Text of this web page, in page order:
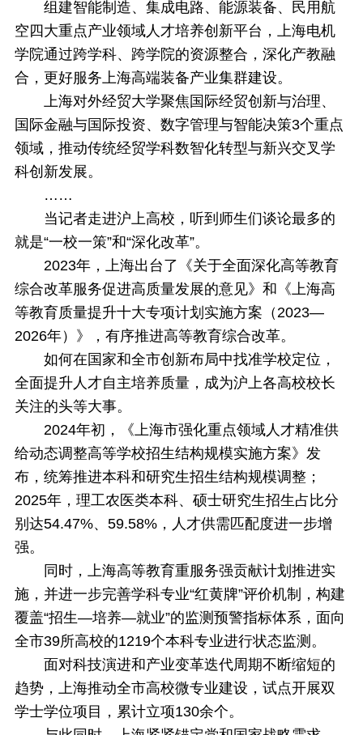
组建智能制造、集成电路、能源装备、民用航
空四大重点产业领域人才培养创新平台，上海电机
学院通过跨学科、跨学院的资源整合，深化产教融
合，更好服务上海高端装备产业集群建设。
上海对外经贸大学聚焦国际经贸创新与治理、
国际金融与国际投资、数字管理与智能决策3个重点
领域，推动传统经贸学科数智化转型与新兴交叉学
科创新发展。
……
当记者走进沪上高校，听到师生们谈论最多的
就是“一校一策”和“深化改革”。
2023年，上海出台了《关于全面深化高等教育
综合改革服务促进高质量发展的意见》和《上海高
等教育质量提升十大专项计划实施方案（2023—
2026年）》，有序推进高等教育综合改革。
如何在国家和全市创新布局中找准学校定位，
全面提升人才自主培养质量，成为沪上各高校校长
关注的头等大事。
2024年初，《上海市强化重点领域人才精准供
给动态调整高等学校招生结构规模实施方案》发
布，统筹推进本科和研究生招生结构规模调整；
2025年，理工农医类本科、硕士研究生招生占比分
别达54.47%、59.58%，人才供需匹配度进一步增
强。
同时，上海高等教育重服务强贡献计划推进实
施，并进一步完善学科专业“红黄牌”评价机制，构建
覆盖“招生—培养—就业”的监测预警指标体系，面向
全市39所高校的1219个本科专业进行状态监测。
面对科技演进和产业变革迭代周期不断缩短的
趋势，上海推动全市高校微专业建设，试点开展双
学士学位项目，累计立项130余个。